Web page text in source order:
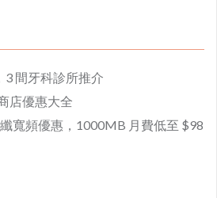
間牙科診所推介
店優惠大全
寬頻優惠，1000MB 月費低至 $98